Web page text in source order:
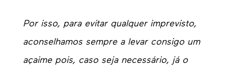
Por isso, para evitar qualquer imprevisto,
aconselhamos sempre a levar consigo um
açaime pois, caso seja necessário, já o